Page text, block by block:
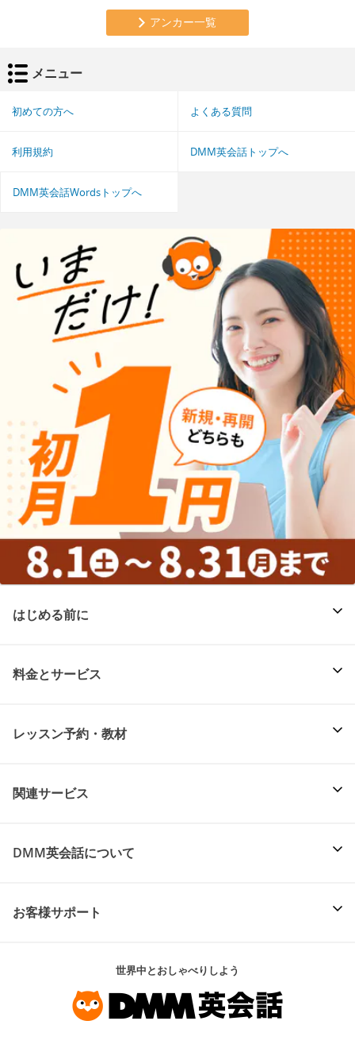
アンカー一覧
メニュー
初めての方へ よくある質問
利用規約 DMM英会話トップへ
DMM英会話Wordsトップへ
はじめる前に
料金とサービス
レッスン予約・教材
関連サービス
DMM英会話について
お客様サポート
世界中とおしゃべりしよう